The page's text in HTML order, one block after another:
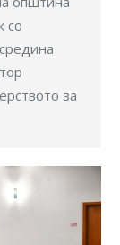
со
за